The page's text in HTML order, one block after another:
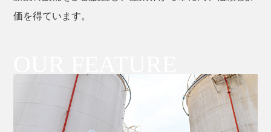
価を得ています。